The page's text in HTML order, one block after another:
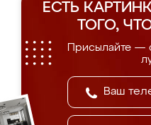
ЕСТЬ
ТОГО,
Присылайте —